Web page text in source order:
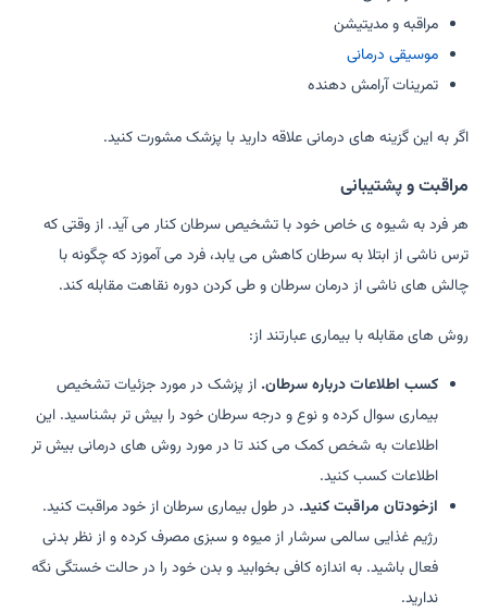
مراقبه و مدیتیشن
موسیقی درمانی
تمرینات آرامش دهنده
اگر به این گزینه های درمانی علاقه دارید با پزشک مشورت کنید.
مراقبت و پشتیبانی
هر فرد به شیوه ی خاص خود با تشخیص سرطان کنار می آید. از وقتی که
ترس ناشی از ابتلا به سرطان کاهش می یابد، فرد می آموزد که چگونه با
چالش های ناشی از درمان سرطان و طی کردن دوره نقاهت مقابله کند.
روش های مقابله با بیماری عبارتند از:
کسب اطلاعات درباره سرطان. از پزشک در مورد جزئیات تشخیص
بیماری سوال کرده و نوع و درجه سرطان خود را بیش تر بشناسید. این
اطلاعات به شخص کمک می کند تا در مورد روش های درمانی بیش تر
اطلاعات کسب کنید.
ازخودتان مراقبت کنید. در طول بیماری سرطان از خود مراقبت کنید.
رژیم غذایی سالمی سرشار از میوه و سبزی مصرف کرده و از نظر بدنی
فعال باشید. به اندازه کافی بخوابید و بدن خود را در حالت خستگی نگه
ندارید.